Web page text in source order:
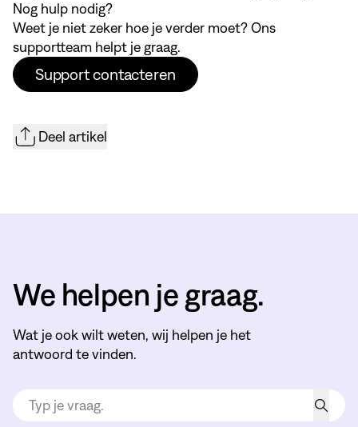
Nog hulp nodig?
Weet je niet zeker hoe je verder moet? Ons
supportteam helpt je graag.
Support contacteren
Deel artikel
We helpen je graag.
Wat je ook wilt weten, wij helpen je het
antwoord te vinden.